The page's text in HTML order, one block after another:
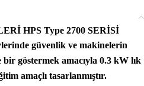
HPS Type 2700 SERİSİ
güvenlik ve makinelerin
göstermek amacıyla 0.3 kW lık
amaçlı tasarlanmıştır.